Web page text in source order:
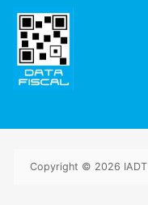
Copyright © 2026 IADT